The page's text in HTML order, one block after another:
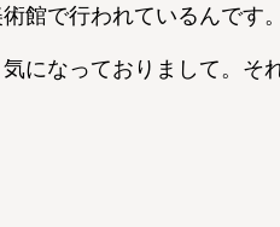
館で行われているんで
になっておりまして。そ